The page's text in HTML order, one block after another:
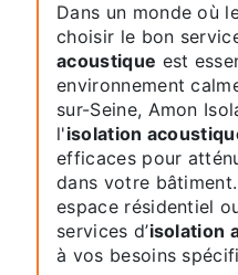
Dans un monde où le bruit est omniprésent,
choisir le bon
acoustique est
environnement
sur-Seine, Amon
l'isolation
efficaces pour
dans votre
espace résidentiel
services d’isolation
à vos besoins